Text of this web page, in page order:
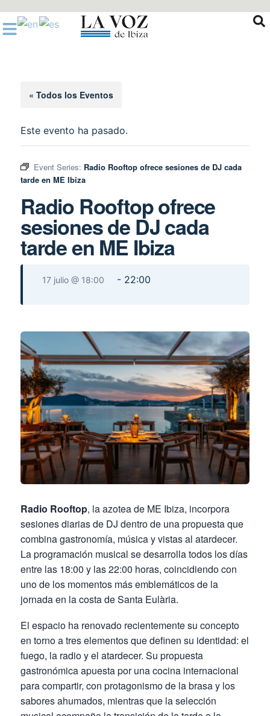
al
contenido
« Todos los Eventos
Este evento ha pasado.
Event Series: Radio Rooftop ofrece sesiones de DJ cada
tarde en ME Ibiza
Radio Rooftop ofrece
sesiones de DJ cada
tarde en ME Ibiza
17 julio @ 18:00 - 22:00
Radio Rooftop, la azotea de ME Ibiza, incorpora
sesiones diarias de DJ dentro de una propuesta que
combina gastronomía, música y vistas al atardecer.
La programación musical se desarrolla todos los días
entre las 18:00 y las 22:00 horas, coincidiendo con
uno de los momentos más emblemáticos de la
jornada en la costa de Santa Eulària.
El espacio ha renovado recientemente su concepto
en torno a tres elementos que definen su identidad: el
fuego, la radio y el atardecer. Su propuesta
gastronómica apuesta por una cocina internacional
para compartir, con protagonismo de la brasa y los
sabores ahumados, mientras que la selección